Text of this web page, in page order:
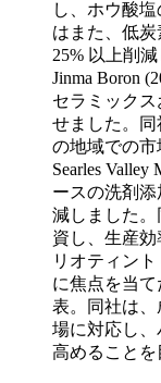
し、ホウ酸
はまた、低
25% 以上削減
Jinma Boron
セラミックス
せました。同
の地域での市
Searles
ースの洗剤添
減しました
資し、生産効
リオティン
に焦点を当
表。同社は
場に対応し、
高めることを